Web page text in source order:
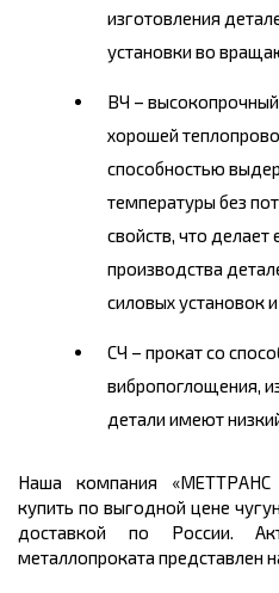
изготовления
установки во
ВЧ –
хорошей
способностью
температуры без
свойств, что
производства
силовых установок
СЧ – прокат со
вибропоглощения,
детали имеют
Наша компания «МЕТТРАНС
купить по выгодной цене
доставкой по России.
металлопроката представлен